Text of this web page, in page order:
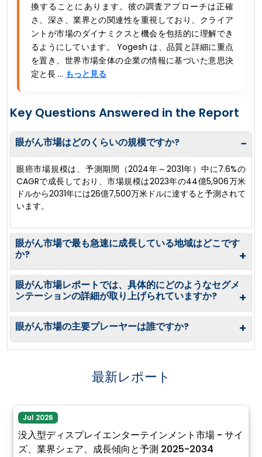
換することにあります。彼の調査アプローチは正確
さ、深さ、業界との関連性を重視しており、クライア
ントが市場のダイナミクスと機会を包括的に理解でき
るようにしています。 Yogesh は、品質と詳細に重点
を置き、世界市場全体の企業の情報に基づいた意思決
定と長 ... もっと見る
Key Questions Answered in the Report
眼がん市場はどのくらいの規模ですか? −
眼癌市場規模は、予測期間（2024年～2031年）中に7.6%の
CAGRで成長しており、市場規模は2023年の44億5,906万米
ドルから2031年には26億7,500万米ドルに達すると予測されて
います。
眼がん市場で最も急速に成長している地域はどこです
か?
+
眼がん市場レポートでは、具体的にどのようなセグメ
ンテーションの詳細が取り上げられていますか?
+
眼がん市場の主要プレーヤーは誰ですか? +
最新レポート
Jul 2026
没入型ディスプレイエンターテインメント市場 - サイ
ズ、業界シェア、成長傾向と予測 2025-2034